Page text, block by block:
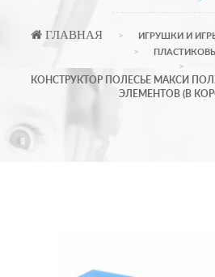
ГЛАВНАЯ ИГРУШКИ И
КОНСТРУКТОР ПОЛЕСЬЕ МАКСИ
ЭЛЕМЕНТОВ (В